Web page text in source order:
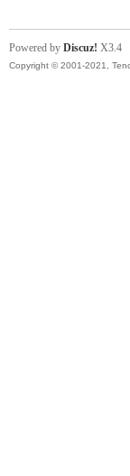
Powered by Discuz! X3.4
Copyright © 2001-2021,